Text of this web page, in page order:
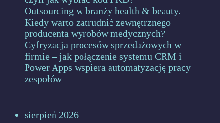
Outsourcing w branży health & beauty.
Kiedy warto zatrudnić zewnętrznego
producenta wyrobów medycznych?
Cyfryzacja procesów sprzedażowych w
firmie – jak połączenie systemu CRM i
Power Apps wspiera automatyzację pracy
zespołów
sierpień 2026